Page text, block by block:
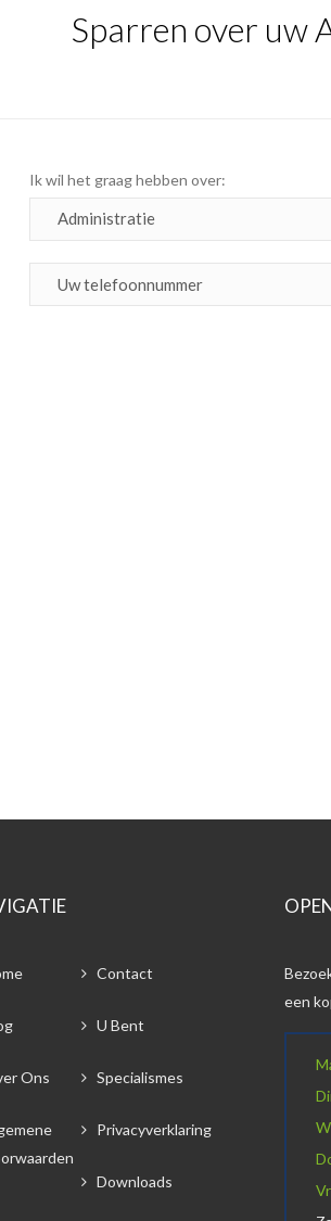
Sparren over uw
Ik wil het graag hebben over:
Contact
U Bent
Ons Specialismes
Privacyverklaring
Downloads
een